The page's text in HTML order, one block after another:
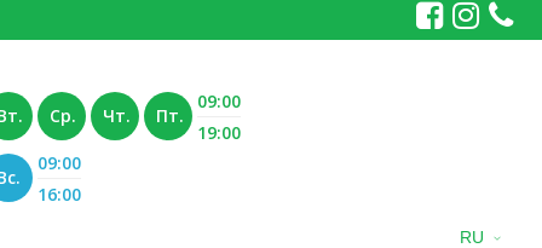
Ср. Чт. Пт.
09:00
19:00
09:00
16:00
RU